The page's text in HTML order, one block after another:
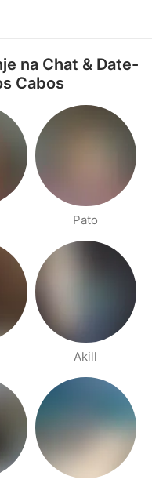
na Chat & Date-
Cabos
Pato
Akill